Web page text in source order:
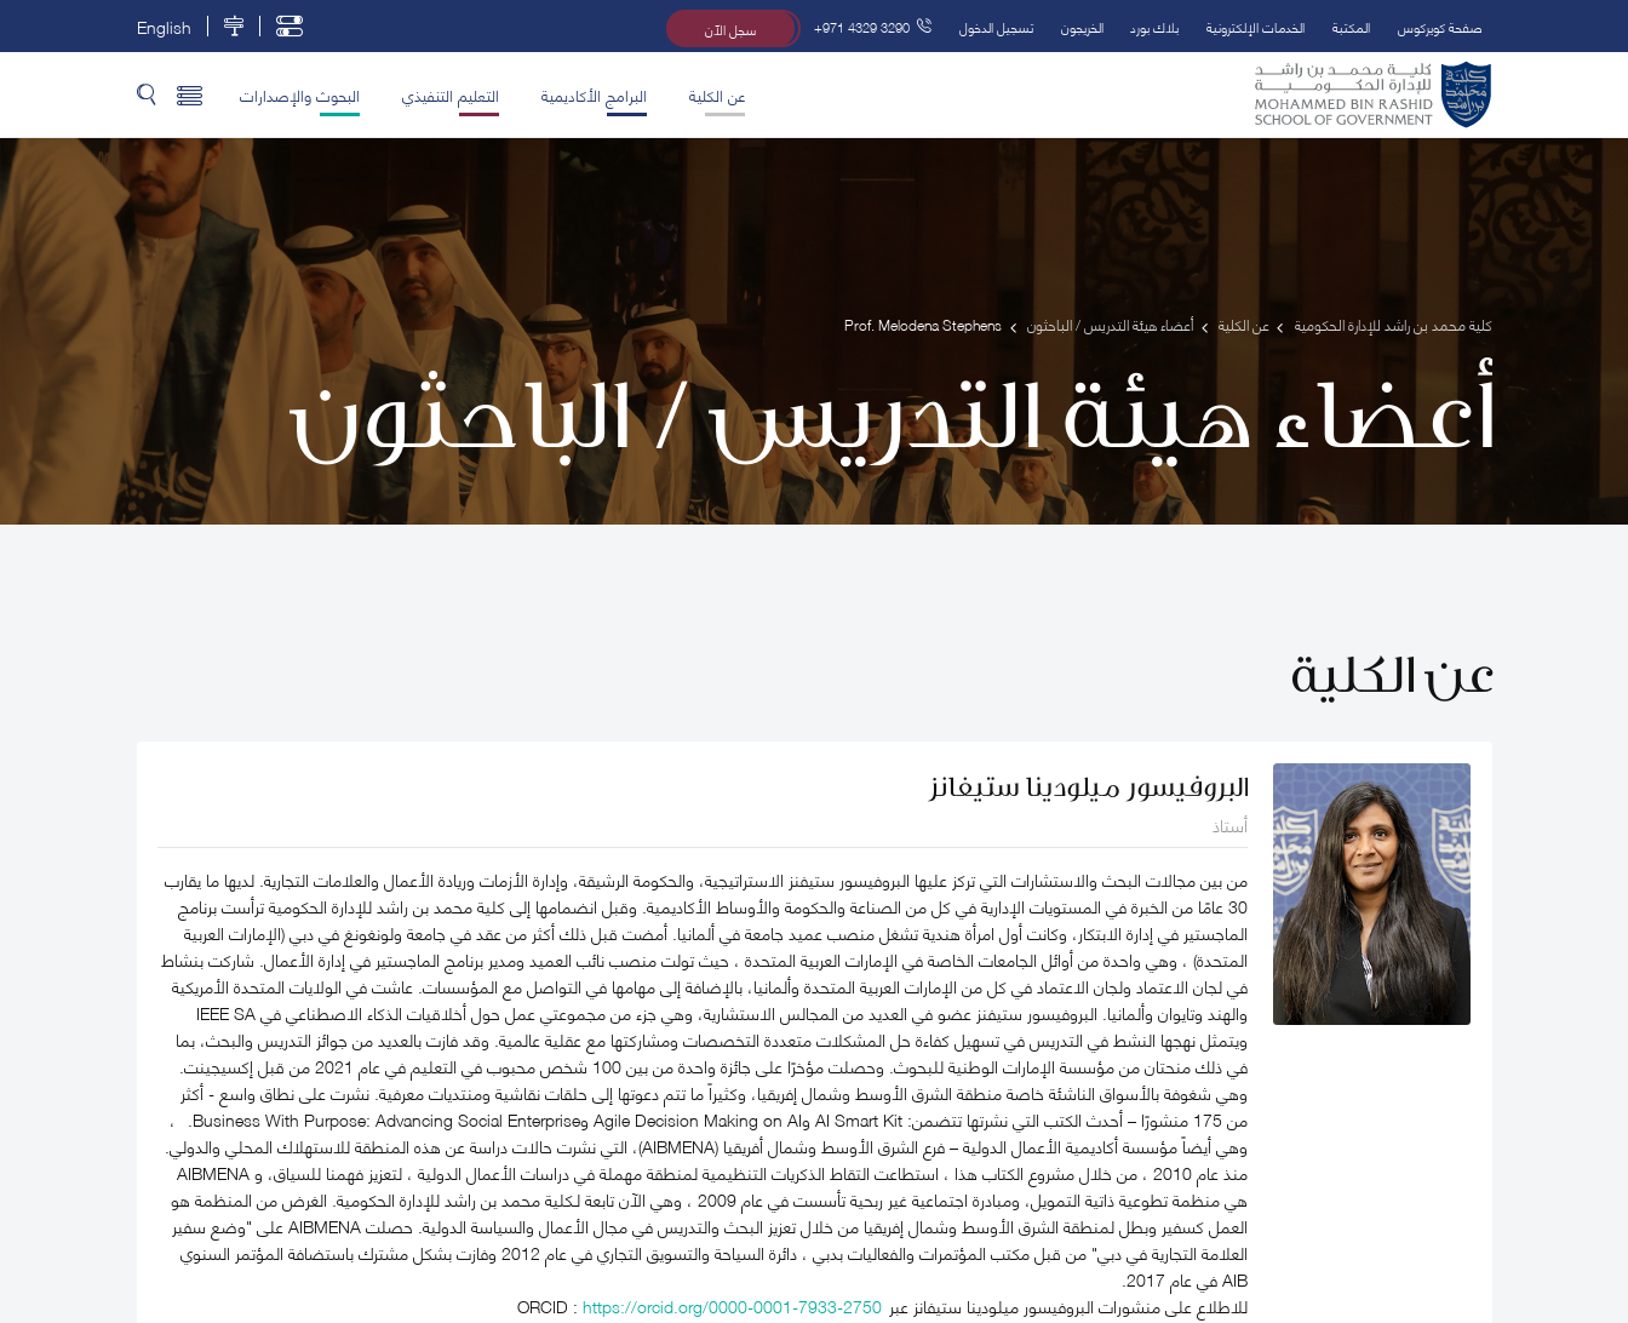
تخطي إلى المحتوى الرئيسي
فتح قائمة الوصول
صفحة كويركوس المكتبة الخدمات الإلكترونية بلاك بورد الخريجون تسجيل الدخول +971 4329 3290 سجل الآن English
عن الكلية البرامج الأكاديمية التعليم التنفيذي البحوث والإصدارات
كلية محمد بن راشد للإدارة الحكومية عن الكلية أعضاء هيئة التدريس / الباحثون Prof. Melodena Stephens
أعضاء هيئة التدريس / الباحثون
عن الكلية
البروفيسور ميلودينا ستيفانز
أستاذ
من بين مجالات البحث والاستشارات التي تركز عليها البروفيسور ستيفنز الاستراتيجية، والحكومة الرشيقة، وإدارة الأزمات وريادة الأعمال والعلامات التجارية. لديها ما يقارب
30 عامًا من الخبرة في المستويات الإدارية في كل من الصناعة والحكومة والأوساط الأكاديمية. وقبل انضمامها إلى كلية محمد بن راشد للإدارة الحكومية ترأست برنامج
الماجستير في إدارة الابتكار، وكانت أول امرأة هندية تشغل منصب عميد جامعة في ألمانيا. أمضت قبل ذلك أكثر من عقد في جامعة ولونغونغ في دبي (الإمارات العربية
المتحدة) ، وهي واحدة من أوائل الجامعات الخاصة في الإمارات العربية المتحدة ، حيث تولت منصب نائب العميد ومدير برنامج الماجستير في إدارة الأعمال. شاركت بنشاط
في لجان الاعتماد ولجان الاعتماد في كل من الإمارات العربية المتحدة وألمانيا، بالإضافة إلى مهامها في التواصل مع المؤسسات. عاشت في الولايات المتحدة الأمريكية
والهند وتايوان وألمانيا. البروفيسور ستيفنز عضو في العديد من المجالس الاستشارية، وهي جزء من مجموعتي عمل حول أخلاقيات الذكاء الاصطناعي في IEEE SA
ويتمثل نهجها النشط في التدريس في تسهيل كفاءة حل المشكلات متعددة التخصصات ومشاركتها مع عقلية عالمية. وقد فازت بالعديد من جوائز التدريس والبحث، بما
في ذلك منحتان من مؤسسة الإمارات الوطنية للبحوث. وحصلت مؤخرًا على جائزة واحدة من بين 100 شخص محبوب في التعليم في عام 2021 من قبل إكسيجينت.
وهي شغوفة بالأسواق الناشئة خاصة منطقة الشرق الأوسط وشمال إفريقيا، وكثيراً ما تتم دعوتها إلى حلقات نقاشية ومنتديات معرفية. نشرت على نطاق واسع - أكثر
من 175 منشورًا – أحدث الكتب التي نشرتها تتضمن: AI Smart Kit وAgile Decision Making on AI وBusiness With Purpose: Advancing Social Enterprise. ،
وهي أيضاً مؤسسة أكاديمية الأعمال الدولية – فرع الشرق الأوسط وشمال أفريقيا (AIBMENA)، التي نشرت حالات دراسة عن هذه المنطقة للاستهلاك المحلي والدولي.
منذ عام 2010 ، من خلال مشروع الكتاب هذا ، استطاعت التقاط الذكريات التنظيمية لمنطقة مهملة في دراسات الأعمال الدولية ، لتعزيز فهمنا للسياق، و AIBMENA
هي منظمة تطوعية ذاتية التمويل، ومبادرة اجتماعية غير ربحية تأسست في عام 2009 ، وهي الآن تابعة لـكلية محمد بن راشد للإدارة الحكومية. الغرض من المنظمة هو
العمل كسفير وبطل لمنطقة الشرق الأوسط وشمال إفريقيا من خلال تعزيز البحث والتدريس في مجال الأعمال والسياسة الدولية. حصلت AIBMENA على "وضع سفير
العلامة التجارية في دبي" من قبل مكتب المؤتمرات والفعاليات بدبي ، دائرة السياحة والتسويق التجاري في عام 2012 وفازت بشكل مشترك باستضافة المؤتمر السنوي
AIB في عام 2017.
للاطلاع على منشورات البروفيسور ميلودينا ستيفانز عبر ORCID :https://orcid.org/0000-0001-7933-2750